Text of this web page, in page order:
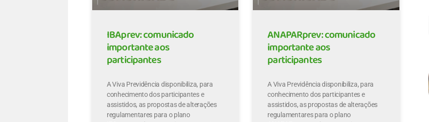
IBAprev: comunicado
importante aos
participantes
A Viva Previdência disponibiliza, para
conhecimento dos participantes e
assistidos, as propostas de alterações
regulamentares para o plano
ANAPARprev: comunicado
importante aos
participantes
A Viva Previdência disponibiliza, para
conhecimento dos participantes e
assistidos, as propostas de alterações
regulamentares para o plano